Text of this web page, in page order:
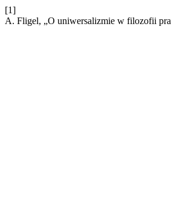
[1]
A. Fligel, „O uniwersalizmie w filozofii